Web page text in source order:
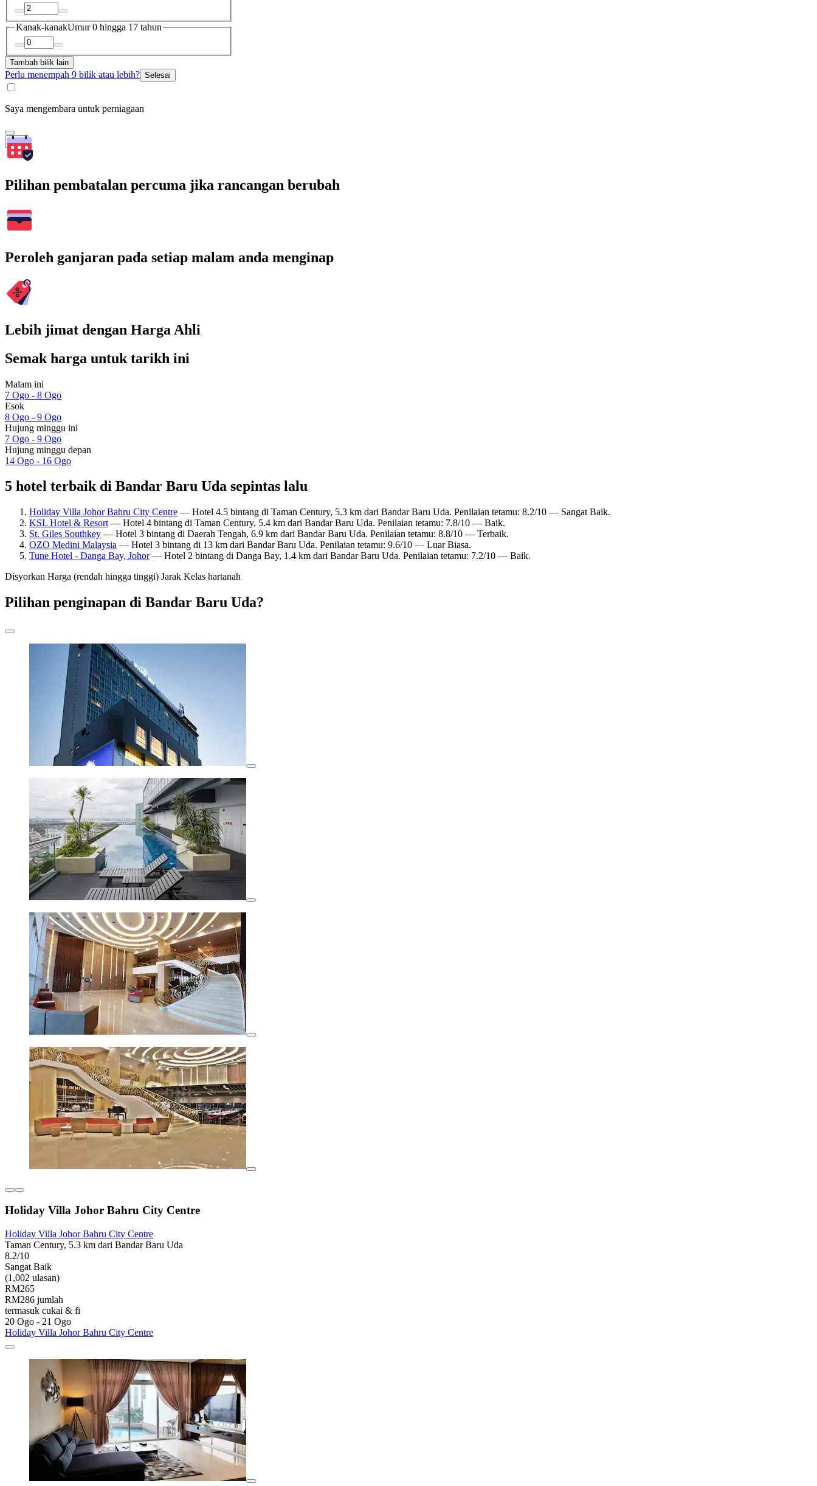
Kanak-kanakUmur 0 hingga 17 tahun
Tambah bilik lain
Perlu menempah 9 bilik atau lebih? Selesai
Saya mengembara untuk perniagaan
Cari
Pilihan pembatalan percuma jika rancangan berubah
Peroleh ganjaran pada setiap malam anda menginap
Lebih jimat dengan Harga Ahli
Semak harga untuk tarikh ini
Malam ini
7 Ogo - 8 Ogo
Esok
8 Ogo - 9 Ogo
Hujung minggu ini
7 Ogo - 9 Ogo
Hujung minggu depan
14 Ogo - 16 Ogo
5 hotel terbaik di Bandar Baru Uda sepintas lalu
Holiday Villa Johor Bahru City Centre — Hotel 4.5 bintang di Taman Century, 5.3 km dari Bandar Baru Uda. Penilaian tetamu: 8.2/10 — Sangat Baik.
KSL Hotel & Resort — Hotel 4 bintang di Taman Century, 5.4 km dari Bandar Baru Uda. Penilaian tetamu: 7.8/10 — Baik.
St. Giles Southkey — Hotel 3 bintang di Daerah Tengah, 6.9 km dari Bandar Baru Uda. Penilaian tetamu: 8.8/10 — Terbaik.
OZO Medini Malaysia — Hotel 3 bintang di 13 km dari Bandar Baru Uda. Penilaian tetamu: 9.6/10 — Luar Biasa.
Tune Hotel - Danga Bay, Johor— Hotel 2 bintang di Danga Bay, 1.4 km dari Bandar Baru Uda. Penilaian tetamu: 7.2/10 — Baik.
Disyorkan Harga (rendah hingga tinggi) Jarak Kelas hartanah
Pilihan penginapan di Bandar Baru Uda?
Holiday Villa Johor Bahru City Centre
Holiday Villa Johor Bahru City Centre
Taman Century, 5.3 km dari Bandar Baru Uda
8.2/10
Sangat Baik
(1,002 ulasan)
RM265
RM286 jumlah
termasuk cukai & fi
20 Ogo - 21 Ogo
Holiday Villa Johor Bahru City Centre